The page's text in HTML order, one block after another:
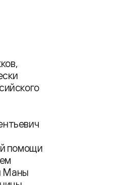
помощи
Маны